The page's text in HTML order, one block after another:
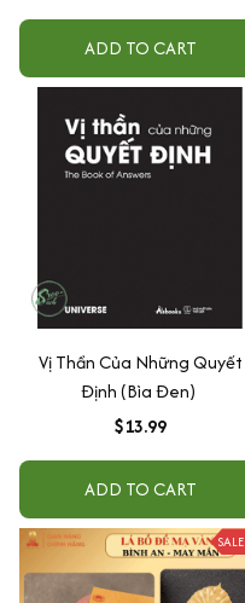
ADD TO CART
Vị Thần Của Những Quyết
Định (Bìa Đen)
$13.99
ADD TO CART
SALE